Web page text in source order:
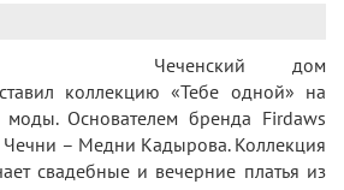
Чеченский дом
коллекцию «Тебе одной» на
Основателем бренда Firdaws
Чечни – Медни Кадырова. Коллекция
свадебные и вечерние платья из